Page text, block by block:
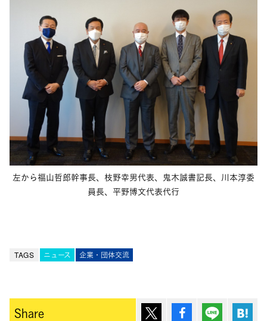
左から福山哲郎幹事長、枝野幸男代表、鬼木誠書記長、川本淳委
員長、平野博文代表代行
TAGS ニュース 企業・団体交流
Share ポスト シェア Lineで送